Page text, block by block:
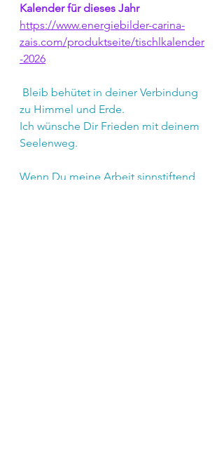
Kalender für dieses Jahr
https://www.energiebilder-carina-
zais.com/produktseite/tischlkalender
-2026
Bleib behütet in deiner Verbindung
zu Himmel und Erde.
Ich wünsche Dir Frieden mit deinem
Seelenweg.
Wenn Du meine Arbeit sinnstiftend